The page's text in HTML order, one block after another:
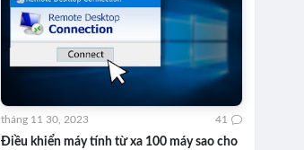
Điều khiển máy tính từ xa 100 máy sao cho
tháng 11 30, 2023 41